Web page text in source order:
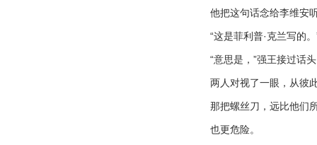
他把这句话念给李维安
“这是菲利普·克兰写的。
“意思是， ”强王接过话
两人对视了一眼，从彼
那把螺丝刀，远比他们
也更危险。